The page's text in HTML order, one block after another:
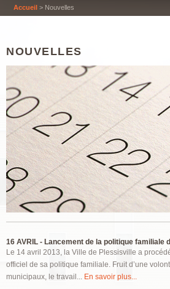
Accueil > Nouvelles
NOUVELLES
16 AVRIL - Lancement de la politique familiale
Le 14 avril 2013, la Ville de Plessisville a
officiel de sa politique familiale. Fruit d’une
municipaux, le travail... En savoir plus...
Pages